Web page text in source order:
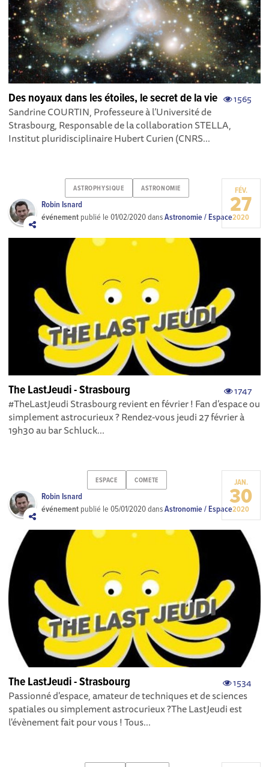
1565
Des noyaux dans les étoiles, le secret de la vie
Sandrine COURTIN, Professeure à l’Université de
Strasbourg, Responsable de la collaboration STELLA,
Institut pluridisciplinaire Hubert Curien (CNRS...
ASTROPHYSIQUE ASTRONOMIE
Robin Isnard
événement publié le01/02/2020dansAstronomie / Espace
FÉV.
27
2020
1747
The LastJeudi - Strasbourg
#TheLastJeudi Strasbourg revient en février ! Fan d’espace ou
simplement astrocurieux ? Rendez-vous jeudi 27 février à
19h30 au bar Schluck...
ESPACE COMETE
Robin Isnard
événement publié le05/01/2020dansAstronomie / Espace
JAN.
30
2020
1534
The LastJeudi - Strasbourg
Passionné d'espace, amateur de techniques et de sciences
spatiales ou simplement astrocurieux ?The LastJeudi est
l'évènement fait pour vous ! Tous...